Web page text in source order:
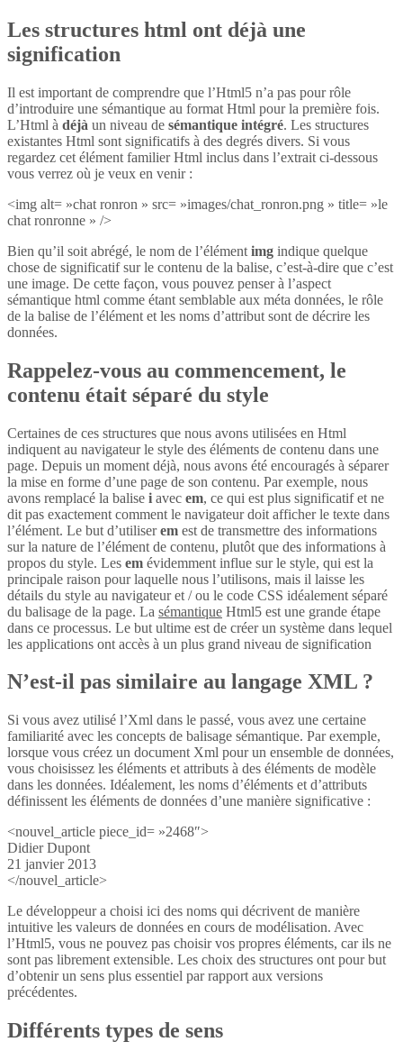
Les structures html ont déjà une
signification
Il est important de comprendre que l’Html5 n’a pas pour rôle
d’introduire une sémantique au format Html pour la première fois.
L’Html à déjà un niveau de sémantique intégré. Les structures
existantes Html sont significatifs à des degrés divers. Si vous
regardez cet élément familier Html inclus dans l’extrait ci-dessous
vous verrez où je veux en venir :
<img alt= »chat ronron » src= »images/chat_ronron.png » title= »le
chat ronronne » />
Bien qu’il soit abrégé, le nom de l’élément img indique quelque
chose de significatif sur le contenu de la balise, c’est-à-dire que c’est
une image. De cette façon, vous pouvez penser à l’aspect
sémantique html comme étant semblable aux méta données, le rôle
de la balise de l’élément et les noms d’attribut sont de décrire les
données.
Rappelez-vous au commencement, le
contenu était séparé du style
Certaines de ces structures que nous avons utilisées en Html
indiquent au navigateur le style des éléments de contenu dans une
page. Depuis un moment déjà, nous avons été encouragés à séparer
la mise en forme d’une page de son contenu. Par exemple, nous
avons remplacé la balise i avec em, ce qui est plus significatif et ne
dit pas exactement comment le navigateur doit afficher le texte dans
l’élément. Le but d’utiliserem est de transmettre des informations
sur la nature de l’élément de contenu, plutôt que des informations à
propos du style. Les em évidemment influe sur le style, qui est la
principale raison pour laquelle nous l’utilisons, mais il laisse les
détails du style au navigateur et / ou le code CSS idéalement séparé
du balisage de la page. La sémantique Html5 est une grande étape
dans ce processus. Le but ultime est de créer un système dans lequel
les applications ont accès à un plus grand niveau de signification
N’est-il pas similaire au langage XML ?
Si vous avez utilisé l’Xml dans le passé, vous avez une certaine
familiarité avec les concepts de balisage sémantique. Par exemple,
lorsque vous créez un document Xml pour un ensemble de données,
vous choisissez les éléments et attributs à des éléments de modèle
dans les données. Idéalement, les noms d’éléments et d’attributs
définissent les éléments de données d’une manière significative :
<nouvel_article piece_id= »2468″>
Didier Dupont
21 janvier 2013
</nouvel_article>
Le développeur a choisi ici des noms qui décrivent de manière
intuitive les valeurs de données en cours de modélisation. Avec
l’Html5, vous ne pouvez pas choisir vos propres éléments, car ils ne
sont pas librement extensible. Les choix des structures ont pour but
d’obtenir un sens plus essentiel par rapport aux versions
précédentes.
Différents types de sens